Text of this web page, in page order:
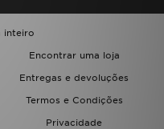
inteiro
Encontrar uma loja
Entregas e devoluções
Termos e Condições
Privacidade